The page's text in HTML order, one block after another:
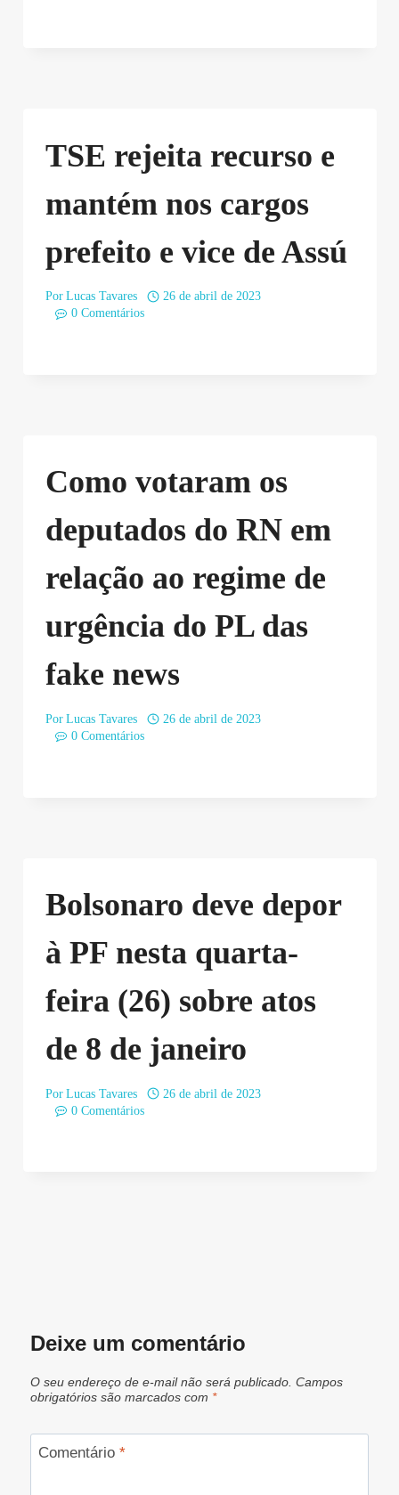
TSE rejeita recurso e
mantém nos cargos
prefeito e vice de Assú
Por Lucas Tavares
26 de abril de 2023
0 Comentários
Como votaram os
deputados do RN em
relação ao regime de
urgência do PL das
fake news
Por Lucas Tavares
26 de abril de 2023
0 Comentários
Bolsonaro deve depor
à PF nesta quarta-
feira (26) sobre atos
de 8 de janeiro
Por Lucas Tavares
26 de abril de 2023
0 Comentários
Deixe um comentário
O seu endereço de e-mail não será publicado. Campos
obrigatórios são marcados com *
Comentário *